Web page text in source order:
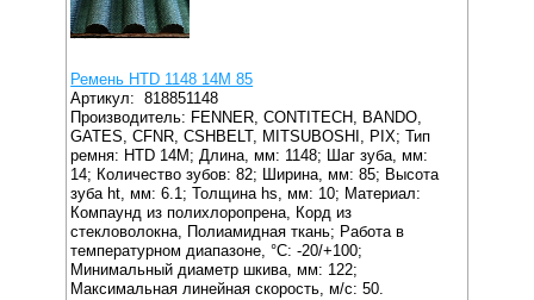
Ремень HTD 1148 14M 85
Артикул:818851148
Производитель: FENNER, CONTITECH, BANDO,
GATES, CFNR, CSHBELT, MITSUBOSHI, PIX; Тип
ремня: HTD 14M; Длина, мм: 1148; Шаг зуба, мм:
14; Количество зубов: 82; Ширина, мм: 85; Высота
зуба ht, мм: 6.1; Толщина hs, мм: 10; Материал:
Компаунд из полихлоропрена, Корд из
стекловолокна, Полиамидная ткань; Работа в
температурном диапазоне, °C: -20/+100;
Минимальный диаметр шкива, мм: 122;
Максимальная линейная скорость, м/с: 50.